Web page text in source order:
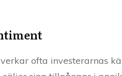
ofta investerarnas